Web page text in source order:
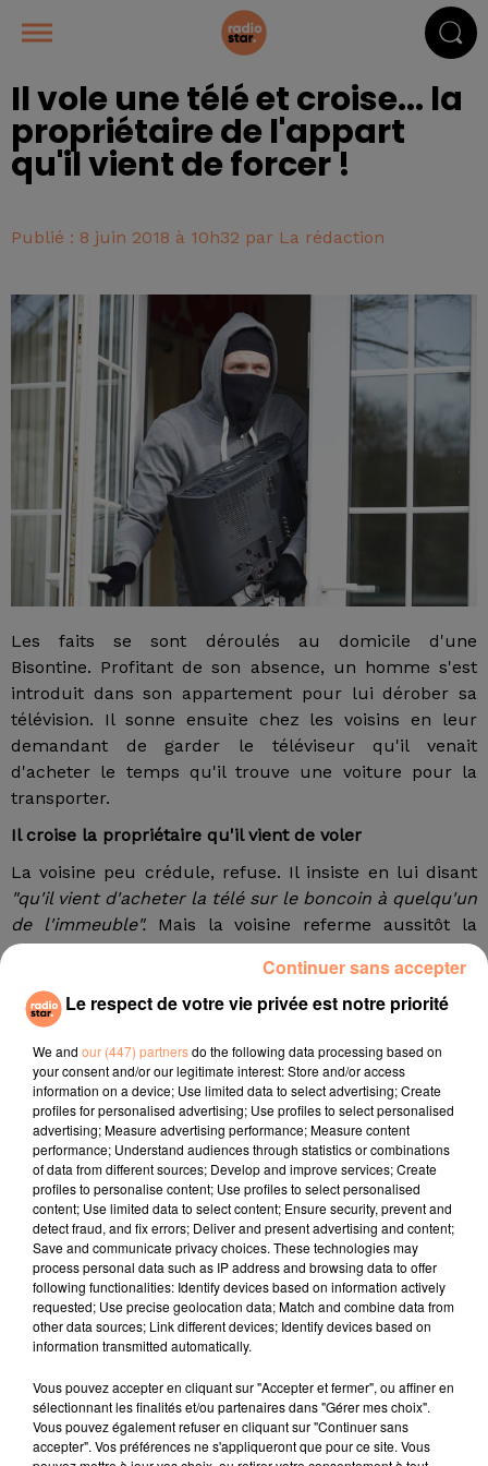
Il vole une télé et croise... la
propriétaire de l'appart
qu'il vient de forcer !
Publié : 8 juin 2018 à 10h32 par La rédaction
Les faits se sont déroulés au domicile d'une
Bisontine. Profitant de son absence, un homme s'est
introduit dans son appartement pour lui dérober sa
télévision. Il sonne ensuite chez les voisins en leur
demandant de garder le téléviseur qu'il venait
d'acheter le temps qu'il trouve une voiture pour la
transporter.
Il croise la propriétaire qu'il vient de voler
La voisine peu crédule, refuse. Il insiste en lui disant
"qu'il vient d'acheter la télé sur le boncoin à quelqu'un
de l'immeuble".Mais la voisine referme aussitôt la
porte. Devant le refus de cette dernière, le
cambrioleur descend et, comme de malchance, croise
la propriétaire qui reconnait immédiatement son écran
plat. Pris de peur, l'homme le pose au sol et s'enfuit
en courant. Trahi par ses empreintes, il a été
rapidement identifié par la police qui l'a placé
en garde à vue. Il avait besoin d'argent pour acheter
ses doses de drogue et espère que son séjour en
prison sera long pour pouvoir se sevrer, comme il l'a
déclaré aux gendarmes...
fil actus
4 juillet 2022
Radio Star Live avec Dadju
27 juin 2022
relation extras et...
27 juin 2022
Le respect de votre vie privée est notre priorité
We and our (447) partnersdo the following data processing based on
your consent and/or our legitimate interest: Store and/or access
information on a device; Use limited data to select advertising; Create
profiles for personalised advertising; Use profiles to select personalised
advertising; Measure advertising performance; Measure content
performance; Understand audiences through statistics or combinations
of data from different sources; Develop and improve services; Create
profiles to personalise content; Use profiles to select personalised
content; Use limited data to select content; Ensure security, prevent and
detect fraud, and fix errors; Deliver and present advertising and content;
Save and communicate privacy choices. These technologies may
process personal data such as IP address and browsing data to offer
following functionalities: Identify devices based on information actively
requested; Use precise geolocation data; Match and combine data from
other data sources; Link different devices; Identify devices based on
information transmitted automatically.
Vous pouvez accepter en cliquant sur "Accepter et fermer", ou affiner en
sélectionnant les finalités et/ou partenaires dans "Gérer mes choix".
Vous pouvez également refuser en cliquant sur "Continuer sans
accepter". Vos préférences ne s'appliqueront que pour ce site. Vous
Continuer sans accepter